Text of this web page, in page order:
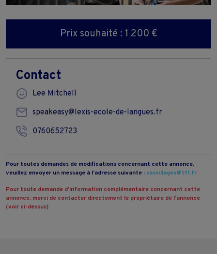
Prix souhaité : 1 200 €
Contact
Lee Mitchell
speakeasy@lexis-ecole-de-langues.fr
0760652723
Pour toutes demandes de modifications concernant cette annonce,
veuillez envoyer un message à l’adresse suivante : sosvillages@tf1.fr
Pour toute demande d’information complémentaire concernant cette
annonce, merci de contacter directement le propriétaire de l’annonce
(voir ci-dessus)